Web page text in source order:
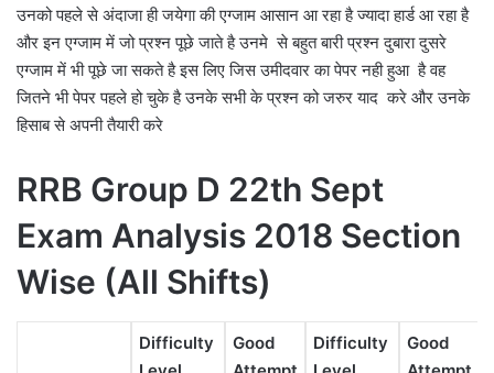
उनको पहले से अंदाजा ही जयेगा की एग्जाम आसान आ रहा है ज्यादा हार्ड आ रहा है
और इन एग्जाम में जो प्रश्न पूछे जाते है उनमे से बहुत बारी प्रश्न दुबारा दुसरे
एग्जाम में भी पूछे जा सकते है इस लिए जिस उमीदवार का पेपर नही हुआ है वह
जितने भी पेपर पहले हो चुके है उनके सभी के प्रश्न को जरुर याद करे और उनके
हिसाब से अपनी तैयारी करे
RRB Group D 22th Sept
Exam Analysis 2018 Section
Wise (All Shifts)
Difficulty
Good
Difficulty
Good